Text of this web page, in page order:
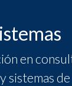
en
sistemas